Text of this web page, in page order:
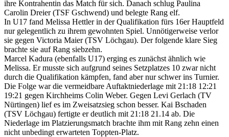
ihre Kontrahentin das Match für sich. Danach schlug Paulina
Carolin Dreier (TSF Gschwend) und belegte Rang elf.
In U17 fand Melissa Hettler in der Qualifikation fürs 16er Hauptfeld
nur gelegentlich zu ihrem gewohnten Spiel. Unnötigerweise verlor
sie gegen Victoria Maier (TSV Löchgau). Der folgende klare Sieg
brachte sie auf Rang siebzehn.
Marcel Kadura (ebenfalls U17) erging es zunächst ähnlich wie
Melissa. Er musste sich aufgrund seines Setzplatzes 10 zwar nicht
durch die Qualifikation kämpfen, fand aber nur schwer ins Turnier.
Die Folge war die vermeidbare Auftaktniederlage mit 21:18 12:21
19:21 gegen Kirchheims Colin Weber. Gegen Levi Gerlach (TV
Nürtingen) lief es im Zweisatzsieg schon besser. Kai Bschaden
(TSV Löchgau) fertigte er deutlich mit 21:18 21.14 ab. Die
Niederlage im Platzierungsmatch brachte ihm mit Rang zehn einen
nicht unbedingt erwarteten Toppten-Platz.